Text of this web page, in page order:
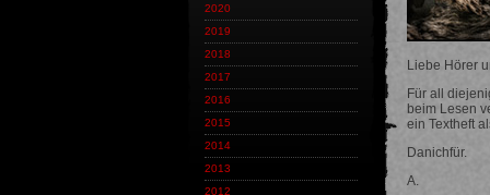
2020
2019
2018
2017
2016
2015
2014
2013
2012
Liebe Hörer
Für all
beim Lesen
ein Textheft
Danichfür.
A.